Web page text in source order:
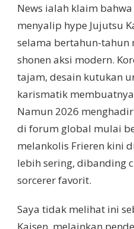
News ialah klaim bahwa
menyalip hype Jujutsu
selama bertahun-tahun
shonen aksi modern.
tajam, desain kutukan
karismatik
Namun 2026
di forum global mulai
melankolis Frieren kini
lebih sering, dibanding
sorcerer favorit.
Saya tidak melihat ini
Kaisen, melainkan